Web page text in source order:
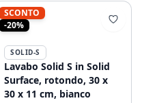
SCONTO
-20%
SOLID-S
Lavabo Solid S in Solid
Surface, rotondo, 30 x
30 x 11 cm, bianco